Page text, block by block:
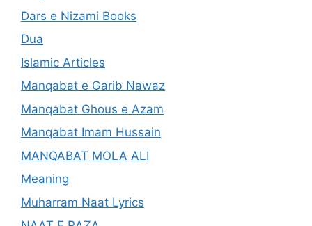
Dars e Nizami Books
Dua
Islamic Articles
Manqabat e Garib Nawaz
Manqabat Ghous e Azam
Manqabat Imam Hussain
MANQABAT MOLA ALI
Meaning
Muharram Naat Lyrics